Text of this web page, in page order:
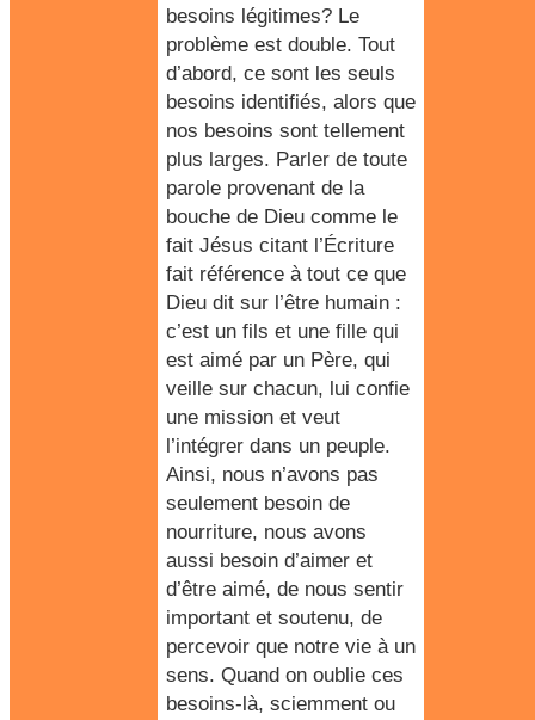
besoins légitimes? Le
problème est double. Tout
d’abord, ce sont les seuls
besoins identifiés, alors que
nos besoins sont tellement
plus larges. Parler de toute
parole provenant de la
bouche de Dieu comme le
fait Jésus citant l’Écriture
fait référence à tout ce que
Dieu dit sur l’être humain :
c’est un fils et une fille qui
est aimé par un Père, qui
veille sur chacun, lui confie
une mission et veut
l’intégrer dans un peuple.
Ainsi, nous n’avons pas
seulement besoin de
nourriture, nous avons
aussi besoin d’aimer et
d’être aimé, de nous sentir
important et soutenu, de
percevoir que notre vie à un
sens. Quand on oublie ces
besoins-là, sciemment ou